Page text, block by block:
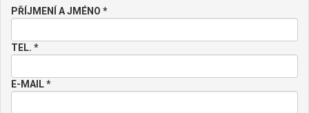
PŘÍJMENÍ A JMÉNO *
TEL. *
E-MAIL *